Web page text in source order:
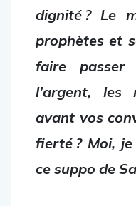
dignité ? Le
prophètes et
faire passer
l’argent, les
avant vos
fierté ? Moi,
ce suppo de